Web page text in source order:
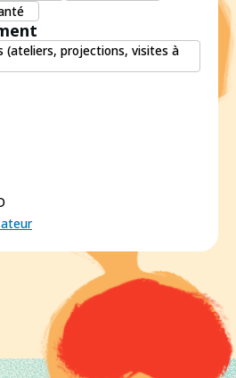
(ateliers, projections, visites à